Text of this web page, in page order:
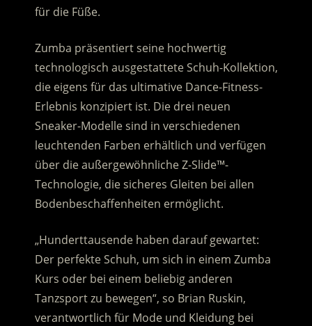
für die Füße.
Zumba präsentiert seine hochwertig
technologisch ausgestattete Schuh-Kollektion,
die eigens für das ultimative Dance-Fitness-
Erlebnis konzipiert ist. Die drei neuen
Sneaker-Modelle sind in verschiedenen
leuchtenden Farben erhältlich und verfügen
über die außergewöhnliche Z-Slide™-
Technologie, die sicheres Gleiten bei allen
Bodenbeschaffenheiten ermöglicht.
„Hunderttausende haben darauf gewartet:
Der perfekte Schuh, um sich in einem Zumba
Kurs oder bei einem beliebig anderen
Tanzsport zu bewegen“, so Brian Ruskin,
verantwortlich für Mode und Kleidung bei